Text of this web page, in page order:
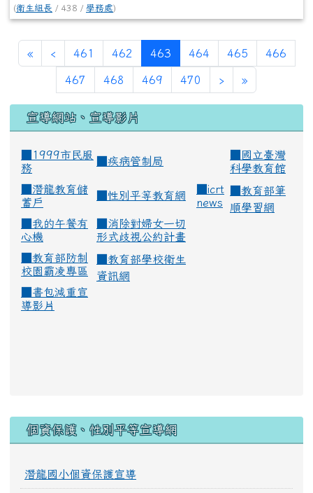
(衛生組長 / 438 / 學務處)
« ‹ 461 462 463(current)
464 465 466
467 468 469 470 › »
宣導網站、宣導影片
■1999市民服
務
疾病管制局
國立臺灣
科學教育館
潛龍教育儲
蓄戶
性別平等教育網
icrt
news
教育部筆
順學習網
我的午餐有
心機
消除對婦女一切
形式歧視公約計畫
教育部防制
校園霸凌專區
教育部學校衛生
資訊網
書包減重宣
導影片
個資保護、性別平等宣導網
潛龍國小個資保護宣導